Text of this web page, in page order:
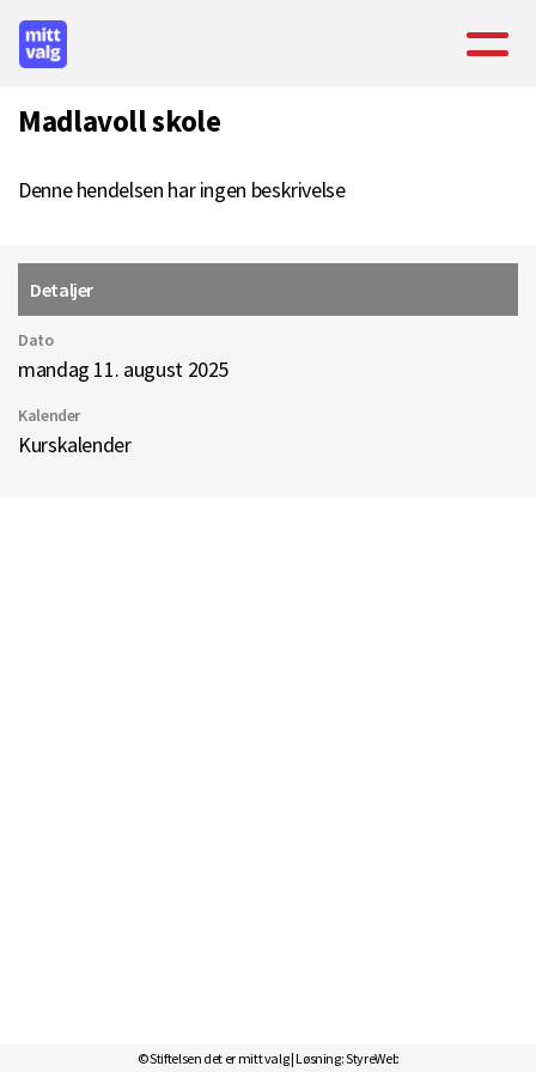
Madlavoll skole
Denne hendelsen har ingen beskrivelse
Detaljer
Dato
mandag 11. august 2025
Kalender
Kurskalender
© Stiftelsen det er mitt valg | Løsning:StyreWeb